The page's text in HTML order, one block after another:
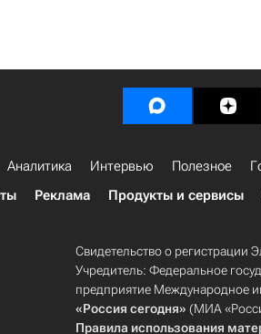
Аналитика Интервью Полезное
Реклама Продукты и сервисы
Свидетельство о
Учредитель: Федеральное
предприятие Международное
«Россия сегодня» (МИА
Правила использования